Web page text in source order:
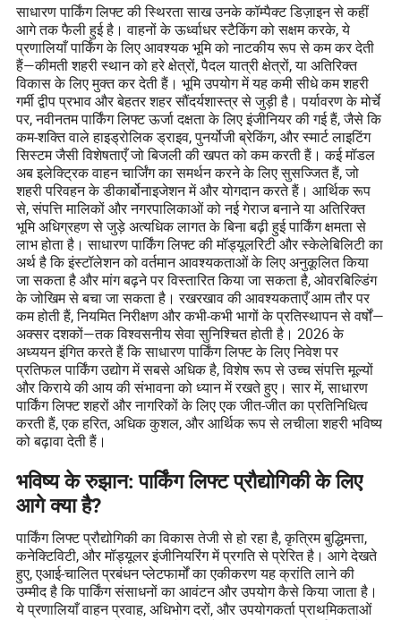
साधारण पार्किंग लिफ्ट की स्थिरता साख उनके कॉम्पैक्ट डिज़ाइन से कहीं
आगे तक फैली हुई है। वाहनों के ऊर्ध्वाधर स्टैकिंग को सक्षम करके, ये
प्रणालियाँ पार्किंग के लिए आवश्यक भूमि को नाटकीय रूप से कम कर देती
हैं—कीमती शहरी स्थान को हरे क्षेत्रों, पैदल यात्री क्षेत्रों, या अतिरिक्त
विकास के लिए मुक्त कर देती हैं। भूमि उपयोग में यह कमी सीधे कम शहरी
गर्मी द्वीप प्रभाव और बेहतर शहर सौंदर्यशास्त्र से जुड़ी है। पर्यावरण के मोर्चे
पर, नवीनतम पार्किंग लिफ्ट ऊर्जा दक्षता के लिए इंजीनियर की गई हैं, जैसे कि
कम-शक्ति वाले हाइड्रोलिक ड्राइव, पुनर्योजी ब्रेकिंग, और स्मार्ट लाइटिंग
सिस्टम जैसी विशेषताएँ जो बिजली की खपत को कम करती हैं। कई मॉडल
अब इलेक्ट्रिक वाहन चार्जिंग का समर्थन करने के लिए सुसज्जित हैं, जो
शहरी परिवहन के डीकार्बोनाइजेशन में और योगदान करते हैं। आर्थिक रूप
से, संपत्ति मालिकों और नगरपालिकाओं को नई गेराज बनाने या अतिरिक्त
भूमि अधिग्रहण से जुड़े अत्यधिक लागत के बिना बढ़ी हुई पार्किंग क्षमता से
लाभ होता है। साधारण पार्किंग लिफ्ट की मॉड्यूलरिटी और स्केलेबिलिटी का
अर्थ है कि इंस्टॉलेशन को वर्तमान आवश्यकताओं के लिए अनुकूलित किया
जा सकता है और मांग बढ़ने पर विस्तारित किया जा सकता है, ओवरबिल्डिंग
के जोखिम से बचा जा सकता है। रखरखाव की आवश्यकताएँ आम तौर पर
कम होती हैं, नियमित निरीक्षण और कभी-कभी भागों के प्रतिस्थापन से वर्षों—
अक्सर दशकों—तक विश्वसनीय सेवा सुनिश्चित होती है। 2026 के
अध्ययन इंगित करते हैं कि साधारण पार्किंग लिफ्ट के लिए निवेश पर
प्रतिफल पार्किंग उद्योग में सबसे अधिक है, विशेष रूप से उच्च संपत्ति मूल्यों
और किराये की आय की संभावना को ध्यान में रखते हुए। सार में, साधारण
पार्किंग लिफ्ट शहरों और नागरिकों के लिए एक जीत-जीत का प्रतिनिधित्व
करती हैं, एक हरित, अधिक कुशल, और आर्थिक रूप से लचीला शहरी भविष्य
को बढ़ावा देती हैं।
भविष्य के रुझान: पार्किंग लिफ्ट प्रौद्योगिकी के लिए
आगे क्या है?
पार्किंग लिफ्ट प्रौद्योगिकी का विकास तेजी से हो रहा है, कृत्रिम बुद्धिमत्ता,
कनेक्टिविटी, और मॉड्यूलर इंजीनियरिंग में प्रगति से प्रेरित है। आगे देखते
हुए, एआई-चालित प्रबंधन प्लेटफार्मों का एकीकरण यह क्रांति लाने की
उम्मीद है कि पार्किंग संसाधनों का आवंटन और उपयोग कैसे किया जाता है।
ये प्रणालियाँ वाहन प्रवाह, अधिभोग दरों, और उपयोगकर्ता प्राथमिकताओं